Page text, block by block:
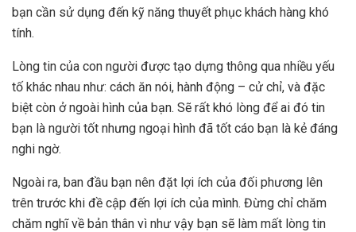
bạn cần sử dụng đến kỹ năng thuyết phục khách hàng khó
tính.
Lòng tin của con người được tạo dựng thông qua nhiều yếu
tố khác nhau như: cách ăn nói, hành động – cử chỉ, và đặc
biệt còn ở ngoài hình của bạn. Sẽ rất khó lòng để ai đó tin
bạn là người tốt nhưng ngoại hình đã tốt cáo bạn là kẻ đáng
nghi ngờ.
Ngoài ra, ban đầu bạn nên đặt lợi ích của đối phương lên
trên trước khi đề cập đến lợi ích của mình. Đừng chỉ chăm
chăm nghĩ về bản thân vì như vậy bạn sẽ làm mất lòng tin